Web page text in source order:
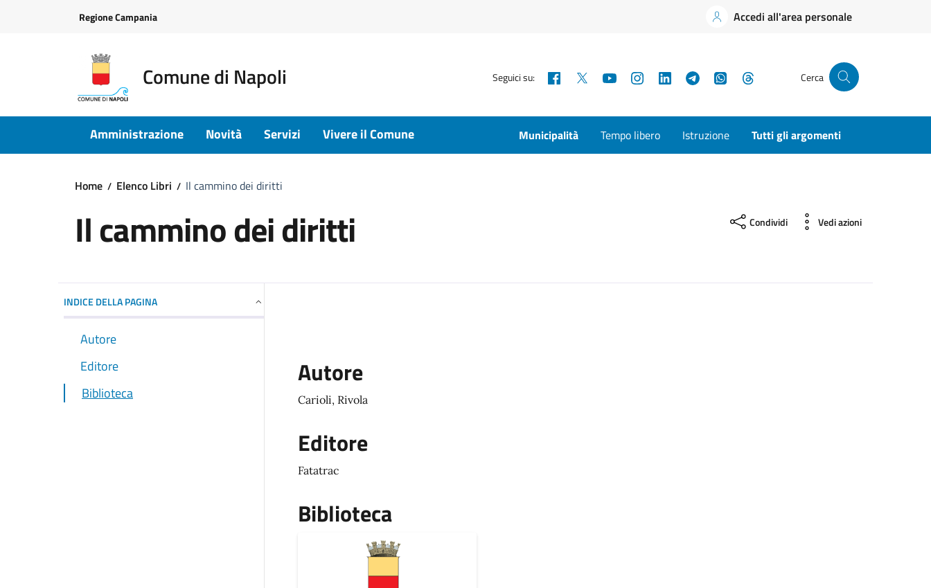
Regione Campania Accedi all'area personale
Comune di Napoli Seguici su: Facebook YouTubeInstagramLinkedInTelegramWhatsApp Cerca
Amministrazione Novità Servizi Vivere il Comune Municipalità Tempo libero Istruzione Tutti gli argomenti
Home Elenco Libri Il cammino dei diritti
Il cammino dei diritti Condividi Vedi azioni
INDICE DELLA PAGINA
Autore
Editore
Biblioteca
Autore
Carioli, Rivola
Editore
Fatatrac
Biblioteca